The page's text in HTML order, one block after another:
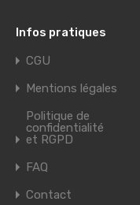
Infos pratiques
CGU
Mentions légales
Politique de
confidentialité
et RGPD
FAQ
Contact